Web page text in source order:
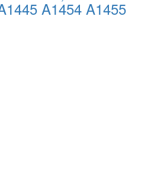
A1454 A1455